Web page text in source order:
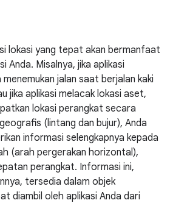
lokasi yang tepat akan bermanfaat
Anda. Misalnya, jika aplikasi
jalan saat berjalan kaki
jika aplikasi melacak lokasi aset,
lokasi perangkat secara
(lintang dan bujur), Anda
informasi selengkapnya kepada
(arah pergerakan horizontal),
perangkat. Informasi ini,
tersedia dalam objek
diambil oleh aplikasi Anda dari